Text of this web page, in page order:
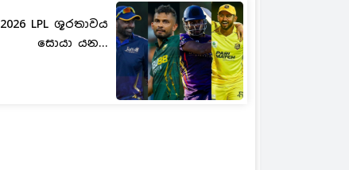
2026 LPL ශූරතාවය
සොයා යන...